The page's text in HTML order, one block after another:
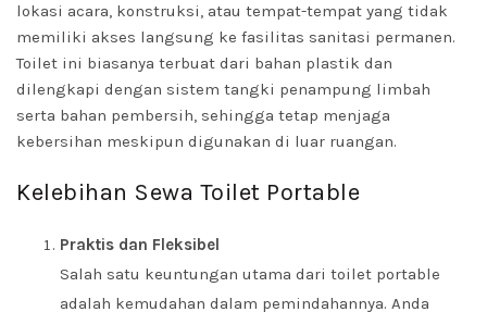
lokasi acara, konstruksi, atau tempat-tempat yang tidak
memiliki akses langsung ke fasilitas sanitasi permanen.
Toilet ini biasanya terbuat dari bahan plastik dan
dilengkapi dengan sistem tangki penampung limbah
serta bahan pembersih, sehingga tetap menjaga
kebersihan meskipun digunakan di luar ruangan.
Kelebihan Sewa Toilet Portable
Praktis dan Fleksibel
Salah satu keuntungan utama dari toilet portable
adalah kemudahan dalam pemindahannya. Anda